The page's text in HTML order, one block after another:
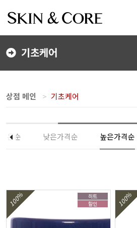
기초케어
상점 메인 기초케어
은순 낮은가격순 높은가격순
히트
할인
100% 100%